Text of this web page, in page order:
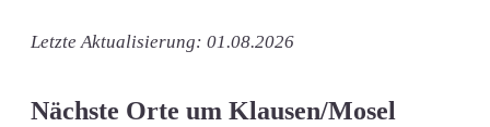
Letzte Aktualisierung: 01.08.2026
Nächste Orte um Klausen/Mosel